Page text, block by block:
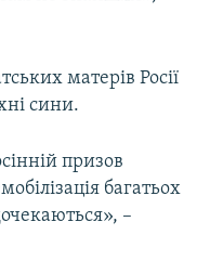
матерів Росії
сини.
призов
багатьох
–